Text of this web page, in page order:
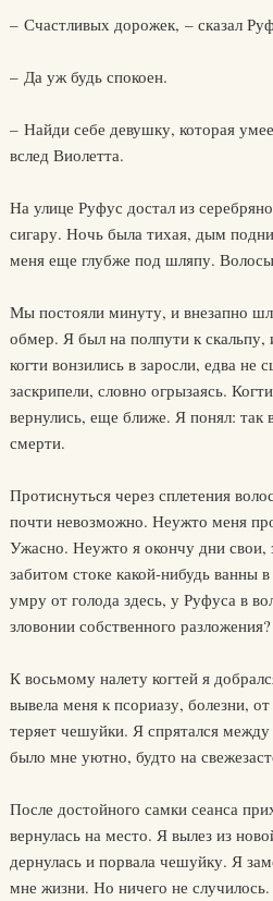
– Счастливых дорожек, – сказал
– Да уж будь спокоен.
– Найди себе девушку, которая
вслед Виолетта.
На улице Руфус достал из
сигару. Ночь была тихая, дым
меня еще глубже под шляпу.
Мы постояли минуту, и внезапно
обмер. Я был на полпути к скальпу,
когти вонзились в заросли, едва не
заскрипели, словно огрызаясь.
вернулись, еще ближе. Я понял: так
смерти.
Протиснуться через сплетения
почти невозможно. Неужто меня
Ужасно. Неужто я окончу дни свои,
забитом стоке какой-нибудь ванны
умру от голода здесь, у Руфуса в
зловонии собственного разложения?
К восьмому налету когтей я
вывела меня к псориазу, болезни,
теряет чешуйки. Я спрятался
было мне уютно, будто на
После достойного самки сеанса
вернулась на место. Я вылез из
дернулась и порвала чешуйку. Я
мне жизни. Но ничего не